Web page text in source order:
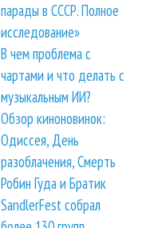
парады в СССР. Полное
исследование»
В чем проблема с
чартами и что делать с
музыкальным ИИ?
Обзор киноновинок:
Одиссея, День
разоблачения, Смерть
Робин Гуда и Братик
SandlerFest собрал